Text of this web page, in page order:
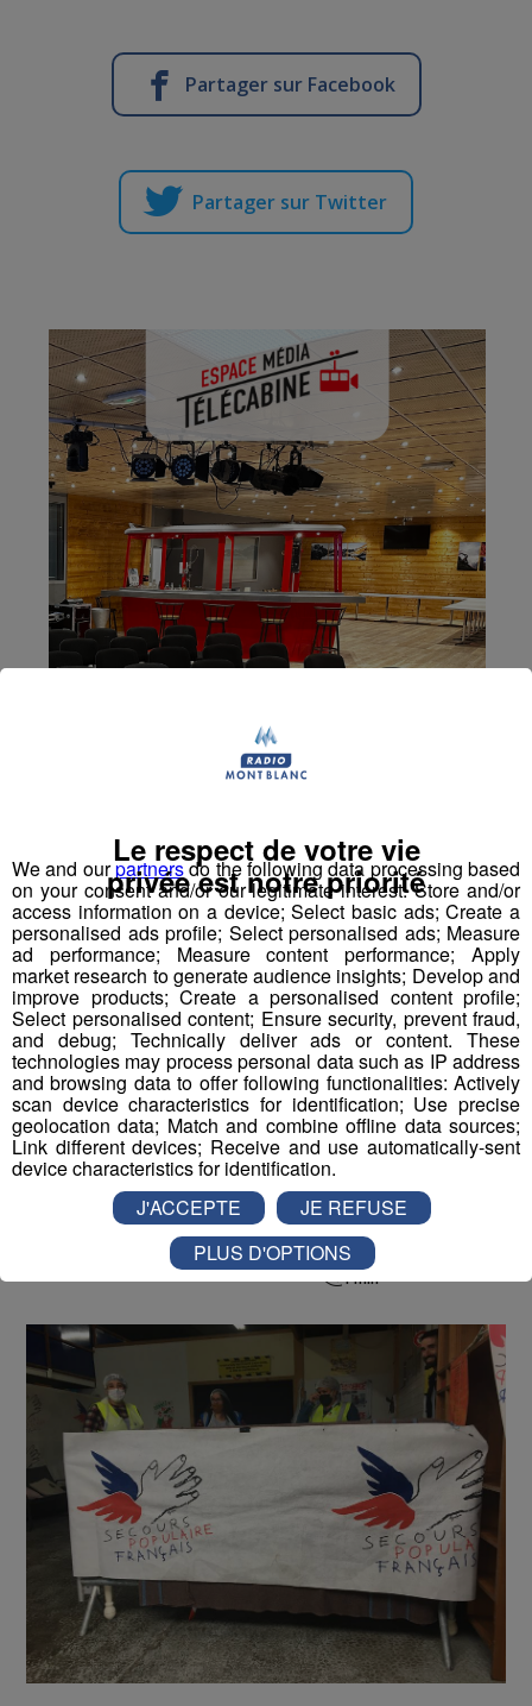
Partager sur Facebook
Partager sur Twitter
Haute Savoie : le Secours
Populaire lance un appel au don
Publié par La Rédaction Radio Mont Blanc-7 septembre
2021 à 15h16
We and ourpartnersdo the following data processing based
on your consent and/or our legitimate interest: Store and/or
access information on a device; Select basic ads; Create a
personalised ads profile; Select personalised ads; Measure
ad performance; Measure content performance; Apply
market research to generate audience insights; Develop and
improve products; Create a personalised content profile;
Select personalised content; Ensure security, prevent fraud,
and debug; Technically deliver ads or content. These
technologies may process personal data such as IP address
and browsing data to offer following functionalities: Actively
scan device characteristics for identification; Use precise
geolocation data; Match and combine offline data sources;
Link different devices; Receive and use automatically-sent
device characteristics for identification.
Le respect de votre vie
privée est notre priorité
J'ACCEPTE
JE REFUSE
PLUS D'OPTIONS